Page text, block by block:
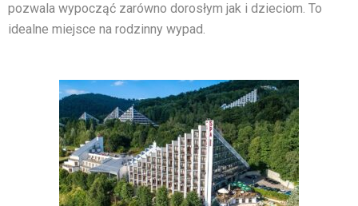
pozwala wypocząć zarówno dorosłym jak i dzieciom. To
idealne miejsce na rodzinny wypad.